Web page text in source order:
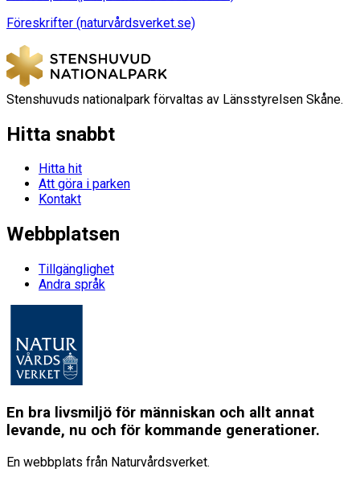
Föreskrifter (naturvårdsverket.se)
Stenshuvuds nationalpark förvaltas av Länsstyrelsen Skåne.
Hitta snabbt
Hitta hit
Att göra i parken
Kontakt
Webbplatsen
Tillgänglighet
Andra språk
En bra livsmiljö för människan och allt annat
levande, nu och för kommande generationer.
En webbplats från Naturvårdsverket.